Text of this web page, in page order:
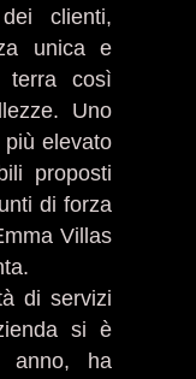
clienti,
unica e
terra così
Uno
elevato
proposti
di forza
Villas
di servizi
si è
anno, ha